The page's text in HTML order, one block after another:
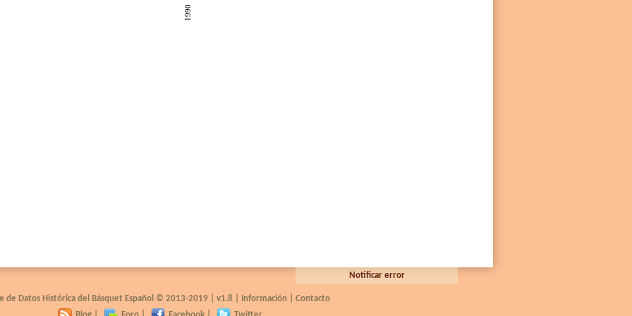
1990
Notificar error
de Datos Histórica del Básquet Español © 2013-2019 | v1.8 Información| Contacto